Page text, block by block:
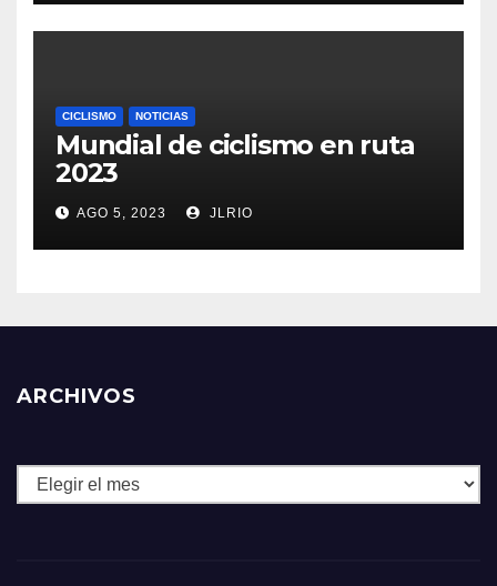
CICLISMO NOTICIAS
Mundial de ciclismo en ruta
2023
AGO 5, 2023 JLRIO
ARCHIVOS
Archivos